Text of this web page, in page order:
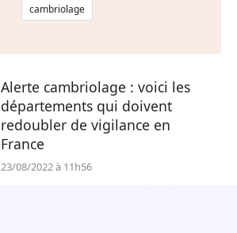
Food
Divertissement
Insolite
Emotion
cambriolage
Alerte cambriolage : voici les
départements qui doivent
redoubler de vigilance en
France
23/08/2022 à 11h56